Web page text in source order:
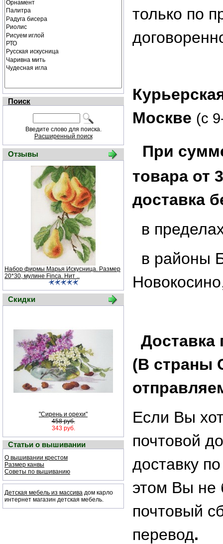
Поиск
Введите слово для поиска.
Расширенный поиск
Отзывы
Набор фирмы Марья Искусница. Размер
20*30, мулине Finca. Нит ..
Скидки
"Сирень и орехи"
458 руб.
343 руб.
Статьи о вышивании
О вышивании крестом
Размер канвы
Советы по вышиванию
Детская мебель из массива дом карло
интернет магазин детская мебель.
только по
Москве (с
При
товара от
доставка
в
в районы
Доставка
(В страны
Если Вы
почтовой
доставку
этом Вы не
почтовый
перевод.